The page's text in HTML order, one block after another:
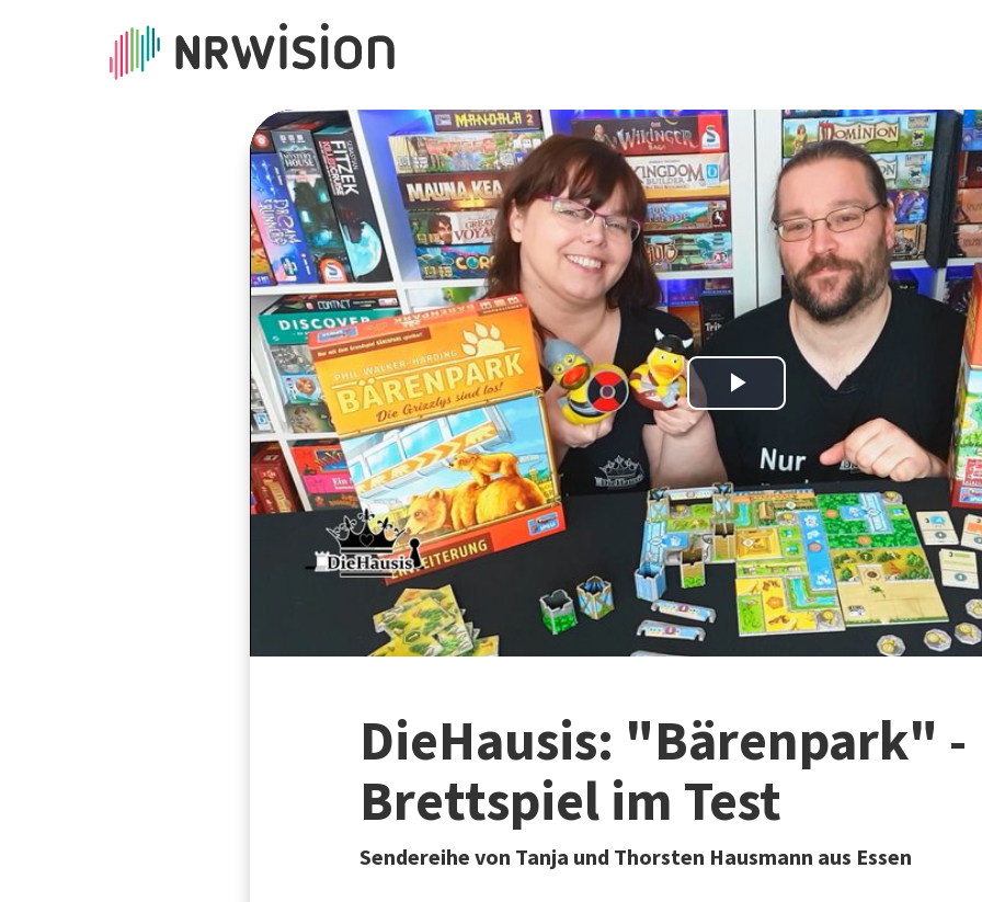
Play
Video
DieHausis: "Bärenpark" -
Brettspiel im Test
Sendereihe von Tanja und Thorsten Hausmann aus Essen